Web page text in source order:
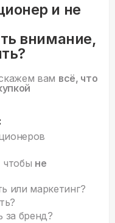
и не
внимание,
вам всё, что
чтобы не
или маркетинг?
за бренд?